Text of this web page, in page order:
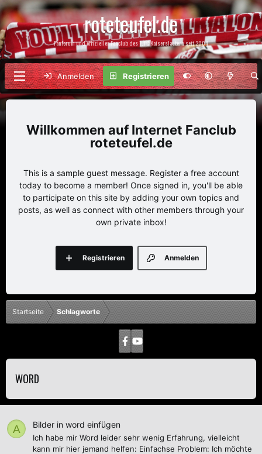
roteteufel.de
Fanforum und offizieller Fanclub des 1. FC Kaiserslautern seit 2004
Anmelden Registrieren
Internet Fanclub
roteteufel.de
This is a sample guest message. Register a free account
today to become a member! Once signed in, you'll be able
to participate on this site by adding your own topics and
posts, as well as connect with other members through your
own private inbox!
Anmelden
Registrieren
Startseite Schlagworte
WORD
A Bilder in word einfügen
Ich habe mir Word leider sehr wenig Erfahrung, vielleicht
kann mir hier jemand helfen: Einfachse Problem: Ich möchte